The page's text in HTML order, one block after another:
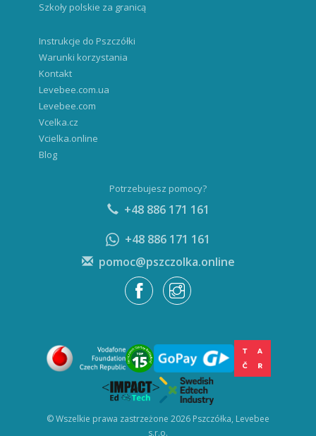
Szkoły polskie za granicą
Instrukcje do Pszczółki
Warunki korzystania
Kontakt
Levebee.com.ua
Levebee.com
Vcelka.cz
Vcielka.online
Blog
Potrzebujesz pomocy?
+48 886 171 161
+48 886 171 161
pomoc@pszczolka.online
© Wszelkie prawa zastrzeżone 2026 Pszczółka, Levebee
s.r.o.